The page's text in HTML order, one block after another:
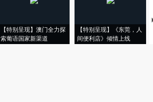
【特别呈现】澳门全力探
索葡语国家新渠道
【特别呈现】《东莞，人
间便利店》倾情上线